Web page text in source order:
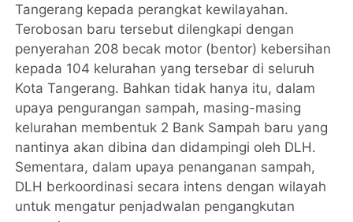
Tangerang kepada perangkat kewilayahan.
Terobosan baru tersebut dilengkapi dengan
penyerahan 208 becak motor (bentor) kebersihan
kepada 104 kelurahan yang tersebar di seluruh
Kota Tangerang. Bahkan tidak hanya itu, dalam
upaya pengurangan sampah, masing-masing
kelurahan membentuk 2 Bank Sampah baru yang
nantinya akan dibina dan didampingi oleh DLH.
Sementara, dalam upaya penanganan sampah,
DLH berkoordinasi secara intens dengan wilayah
untuk mengatur penjadwalan pengangkutan